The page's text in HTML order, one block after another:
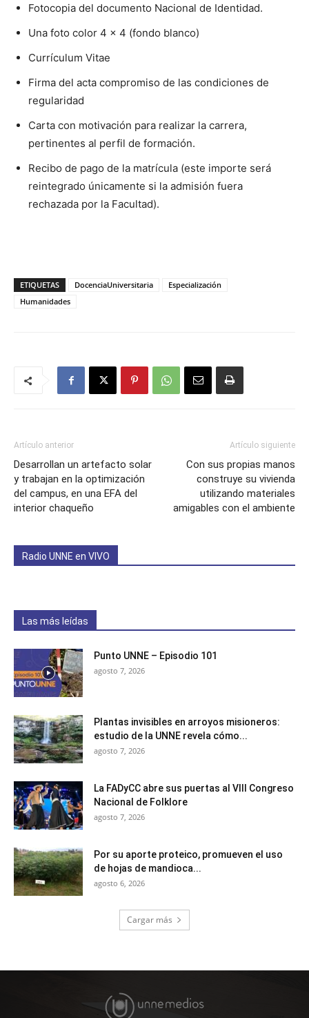
Fotocopia del documento Nacional de Identidad.
Una foto color 4 x 4 (fondo blanco)
Currículum Vitae
Firma del acta compromiso de las condiciones de
regularidad
Carta con motivación para realizar la carrera,
pertinentes al perfil de formación.
Recibo de pago de la matrícula (este importe será
reintegrado únicamente si la admisión fuera
rechazada por la Facultad).
ETIQUETAS DocenciaUniversitaria
Especialización
Humanidades
Artículo anterior
Desarrollan un artefacto solar
y trabajan en la optimización
del campus, en una EFA del
interior chaqueño
Artículo siguiente
Con sus propias manos
construye su vivienda
utilizando materiales
amigables con el ambiente
Radio UNNE en VIVO
Las más leídas
Punto UNNE – Episodio 101
agosto 7, 2026
Plantas invisibles en arroyos misioneros:
estudio de la UNNE revela cómo...
agosto 7, 2026
La FADyCC abre sus puertas al VIII Congreso
Nacional de Folklore
agosto 7, 2026
Por su aporte proteico, promueven el uso
de hojas de mandioca...
agosto 6, 2026
Cargar más